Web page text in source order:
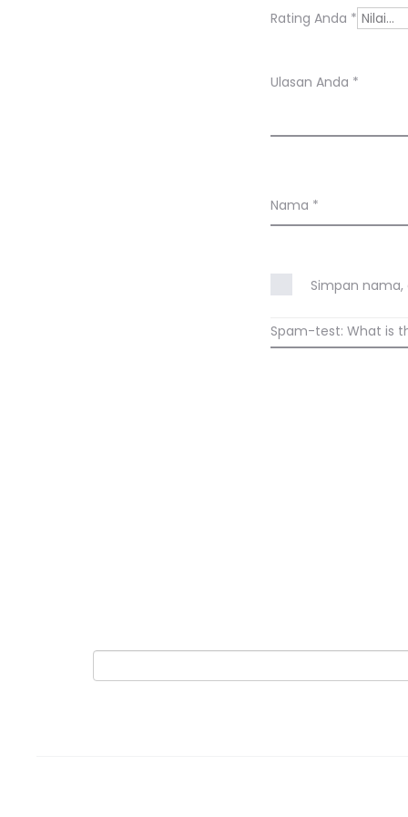
s
n
Rating Anda *
Ulasan Anda *
Nama *
Simpan
Spam-test: What is